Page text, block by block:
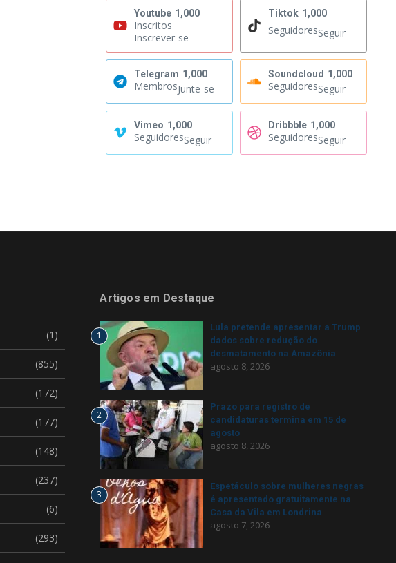
Youtube 1,000
Inscritos
Inscrever-se
Tiktok 1,000
SeguidoresSeguir
Telegram 1,000
MembrosJunte-se
Soundcloud 1,000
SeguidoresSeguir
Vimeo 1,000
SeguidoresSeguir
Dribbble 1,000
SeguidoresSeguir
(1)
(855)
(172)
(177)
(148)
(237)
(6)
(293)
Artigos em Destaque
1
Lula pretende apresentar a Trump
dados sobre redução do
desmatamento na Amazônia
agosto 8, 2026
2
Prazo para registro de
candidaturas termina em 15 de
agosto
agosto 8, 2026
3
Espetáculo sobre mulheres negras
é apresentado gratuitamente na
Casa da Vila em Londrina
agosto 7, 2026